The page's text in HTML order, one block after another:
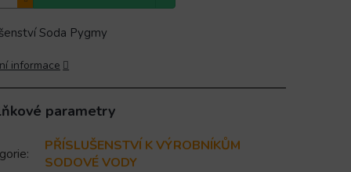
Soda Pygmy
informace
parametry
:
PŘÍSLUŠENSTVÍ K VÝROBNÍKŮM
SODOVÉ VODY